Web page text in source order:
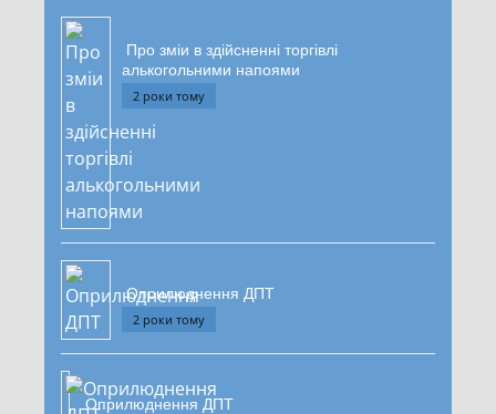
Про зміи в здійсненні торгівлі
алькогольними напоями
2 роки тому
Оприлюднення ДПТ
2 роки тому
Оприлюднення ДПТ